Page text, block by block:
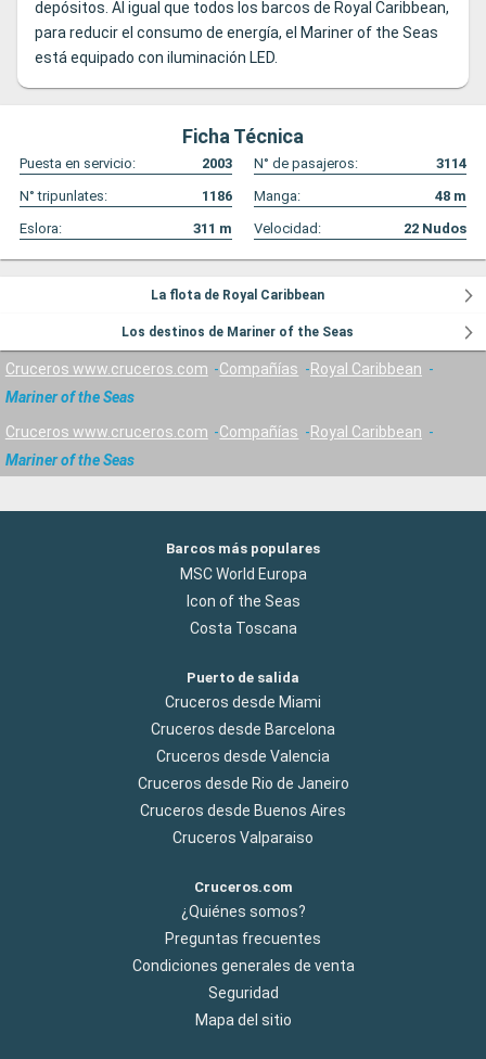
depósitos. Al igual que todos los barcos de Royal Caribbean,
para reducir el consumo de energía, el Mariner of the Seas
está equipado con iluminación LED.
Ficha Técnica
Puesta en servicio: 2003 N° de pasajeros:
3114
N° tripunlates:
1186 Manga: 48 m
Eslora:
311 m Velocidad: 22 Nudos
La flota de Royal Caribbean
Los destinos de Mariner of the Seas
Cruceros www.cruceros.com Compañías
Royal Caribbean
Mariner of the Seas
Cruceros www.cruceros.com Compañías
Royal Caribbean
Mariner of the Seas
Barcos más populares
MSC World Europa
Icon of the Seas
Costa Toscana
Puerto de salida
Cruceros desde Miami
Cruceros desde Barcelona
Cruceros desde Valencia
Cruceros desde Rio de Janeiro
Cruceros desde Buenos Aires
Cruceros Valparaiso
Cruceros.com
¿Quiénes somos?
Preguntas frecuentes
Condiciones generales de venta
Seguridad
Mapa del sitio